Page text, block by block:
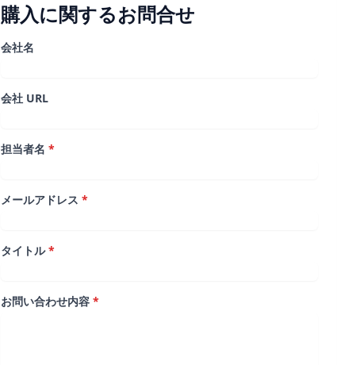
購入に関するお問合せ
会社名
会社 URL
担当者名 *
メールアドレス *
タイトル*
お問い合わせ内容 *